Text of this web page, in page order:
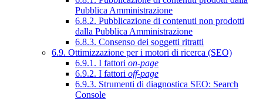
Pubblica Amministrazione
6.8.2. Pubblicazione di contenuti non prodotti
dalla Pubblica Amministrazione
6.8.3. Consenso dei soggetti ritratti
6.9. Ottimizzazione per i motori di ricerca (SEO)
6.9.1. I fattori on-page
6.9.2. I fattori off-page
6.9.3. Strumenti di diagnostica SEO: Search
Console